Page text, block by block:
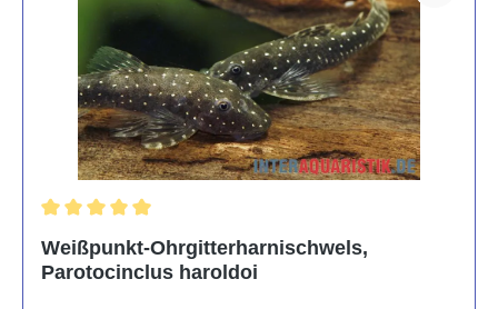
Weißpunkt-Ohrgitterharnischwels,
Parotocinclus haroldoi